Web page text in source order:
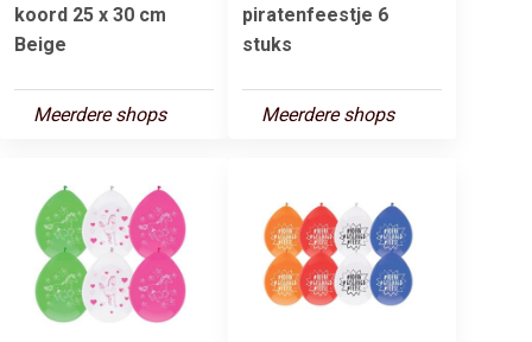
koord 25 x 30 cm
Beige
Meerdere shops
piratenfeestje 6
stuks
Meerdere shops